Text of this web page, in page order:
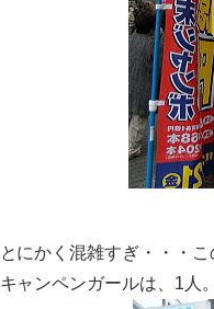
とにかく混雑すぎ・・・
キャンペンガールは、1人。